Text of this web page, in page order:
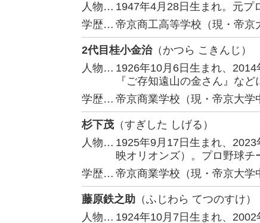
人物… 1947年4月28日生まれ。元プ
学歴… 帝京商工高等学校（現・帝
2代目桂小金治（かつら こきんじ）
人物… 1926年10月6日生まれ、2014
『ご存知遠山の金さん』など
学歴… 帝京商業学校（現・帝京大学
杉下茂 （すぎした しげる）
人物… 1925年9月17日生まれ、
映オリオンズ）。プロ野球チ
学歴… 帝京商業学校（現・帝京大学
藤原鉄之助 （ふじわら てつのすけ）
人物… 1924年10月7日生まれ、